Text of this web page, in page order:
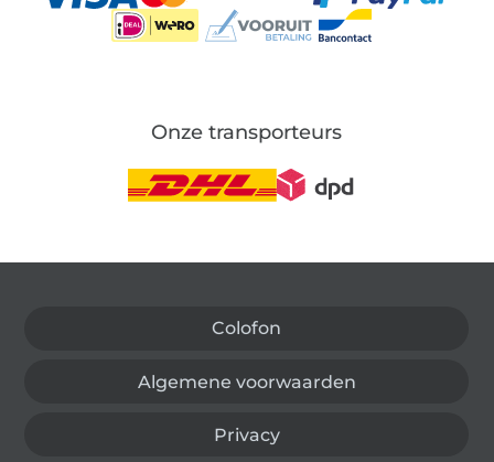
Onze transporteurs
Colofon
Algemene voorwaarden
Privacy